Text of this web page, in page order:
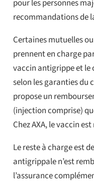
pour les personnes
recommandations de
Certaines mutuelles
prennent en charge
vaccin antigrippe et le
selon les garanties du
propose un
(injection comprise)
Chez AXA, le vaccin
Le reste à charge est
antigrippale n’est
l’assurance